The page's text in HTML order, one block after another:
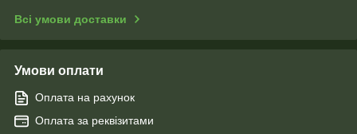
Всі умови доставки
Умови оплати
Оплата на рахунок
Оплата за реквізитами